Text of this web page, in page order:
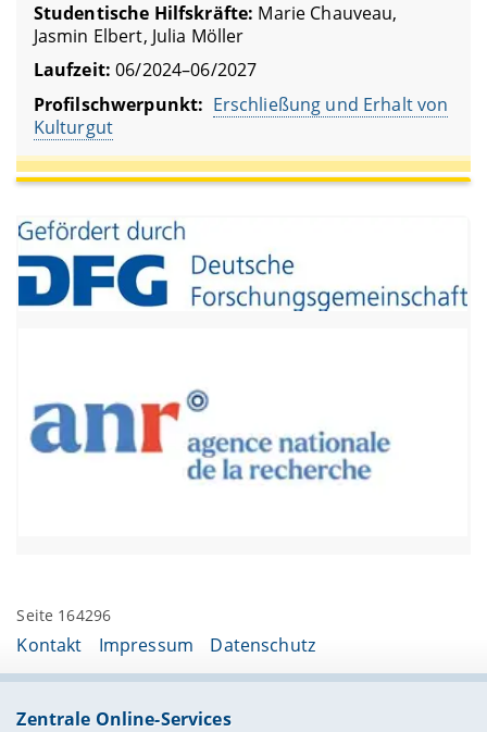
Studentische Hilfskräfte: Marie Chauveau,
Jasmin Elbert, Julia Möller
Laufzeit: 06/2024–06/2027
Profilschwerpunkt: Erschließung und Erhalt von
Kulturgut
Seite 164296
Kontakt Impressum Datenschutz
Zentrale Online-Services